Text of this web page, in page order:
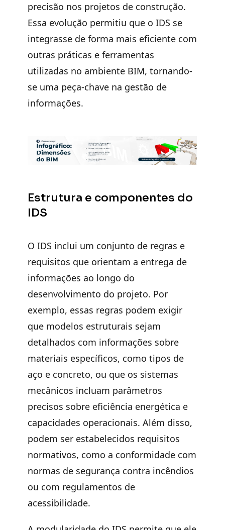
precisão nos projetos de construção.
Essa evolução permitiu que o IDS se
integrasse de forma mais eficiente com
outras práticas e ferramentas
utilizadas no ambiente BIM, tornando-
se uma peça-chave na gestão de
informações.
Estrutura e componentes do
IDS
O IDS inclui um conjunto de regras e
requisitos que orientam a entrega de
informações ao longo do
desenvolvimento do projeto. Por
exemplo, essas regras podem exigir
que modelos estruturais sejam
detalhados com informações sobre
materiais específicos, como tipos de
aço e concreto, ou que os sistemas
mecânicos incluam parâmetros
precisos sobre eficiência energética e
capacidades operacionais. Além disso,
podem ser estabelecidos requisitos
normativos, como a conformidade com
normas de segurança contra incêndios
ou com regulamentos de
acessibilidade.